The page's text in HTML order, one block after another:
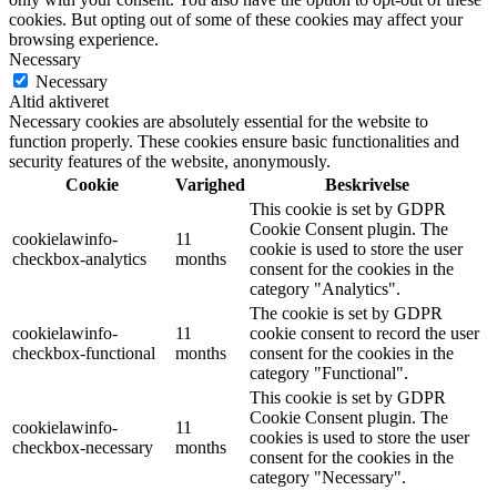
cookies. But opting out of some of these cookies may affect your
browsing experience.
Necessary
Necessary
Altid aktiveret
Necessary cookies are absolutely essential for the website to
function properly. These cookies ensure basic functionalities and
security features of the website, anonymously.
Cookie
Varighed Beskrivelse
cookielawinfo-
checkbox-analytics
11
months
This cookie is set by GDPR
Cookie Consent plugin. The
cookie is used to store the user
consent for the cookies in the
category "Analytics".
cookielawinfo-
checkbox-functional
11
months
The cookie is set by GDPR
cookie consent to record the user
consent for the cookies in the
category "Functional".
cookielawinfo-
checkbox-necessary
11
months
This cookie is set by GDPR
Cookie Consent plugin. The
cookies is used to store the user
consent for the cookies in the
category "Necessary".